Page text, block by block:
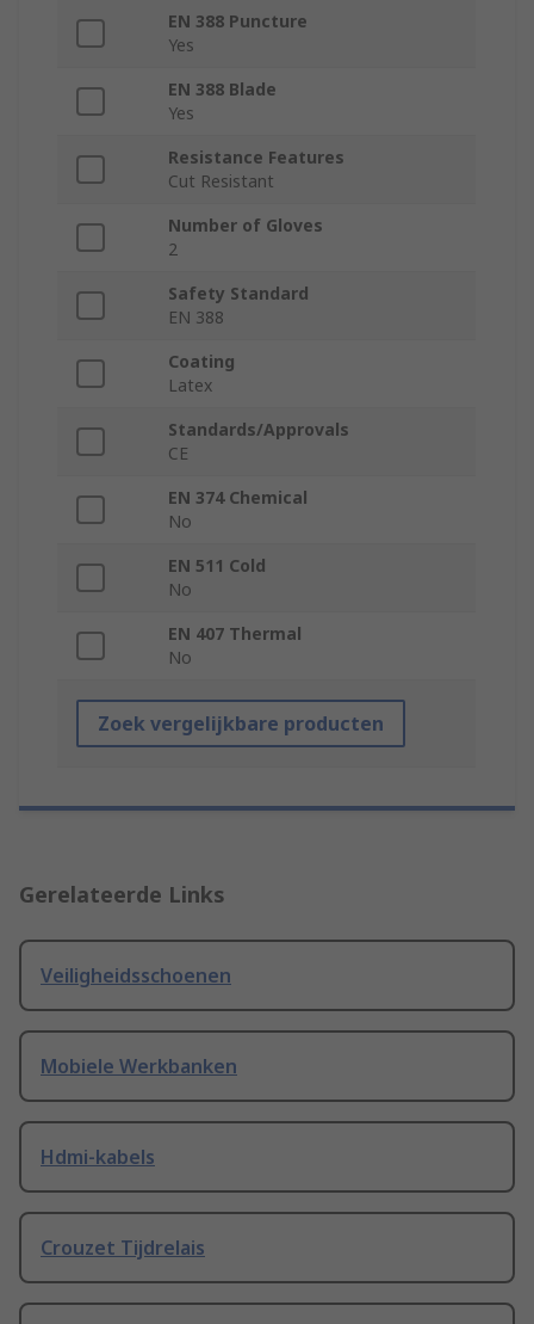
EN 388 Puncture
Yes
EN 388 Blade
Yes
Resistance Features
Cut Resistant
Number of Gloves
2
Safety Standard
EN 388
Coating
Latex
Standards/Approvals
CE
EN 374 Chemical
No
EN 511 Cold
No
EN 407 Thermal
No
Zoek vergelijkbare producten
Gerelateerde Links
Veiligheidsschoenen
Mobiele Werkbanken
Hdmi-kabels
Crouzet Tijdrelais